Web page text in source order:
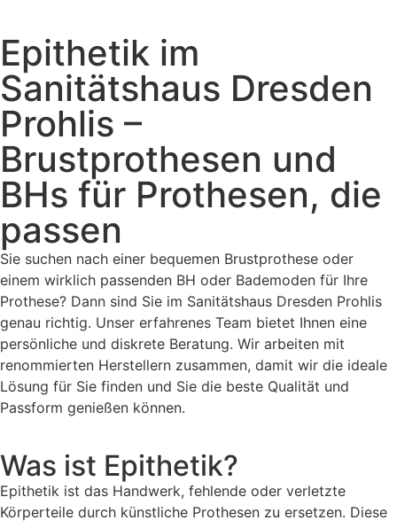
Epithetik im
Sanitätshaus Dresden
Prohlis –
Brustprothesen und
BHs für Prothesen, die
passen
Sie suchen nach einer bequemen Brustprothese oder
einem wirklich passenden BH oder Bademoden für Ihre
Prothese? Dann sind Sie im Sanitätshaus Dresden Prohlis
genau richtig. Unser erfahrenes Team bietet Ihnen eine
persönliche und diskrete Beratung. Wir arbeiten mit
renommierten Herstellern zusammen, damit wir die ideale
Lösung für Sie finden und Sie die beste Qualität und
Passform genießen können.
Was ist Epithetik?
Epithetik ist das Handwerk, fehlende oder verletzte
Körperteile durch künstliche Prothesen zu ersetzen. Diese